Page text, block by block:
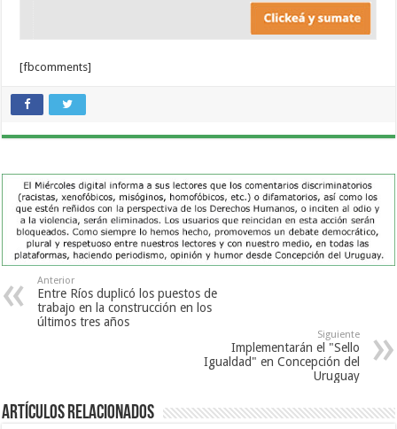
[fbcomments]
Anterior
Entre Ríos duplicó los puestos de
trabajo en la construcción en los
últimos tres años
Siguiente
Implementarán el "Sello
Igualdad" en Concepción del
Uruguay
Artículos Relacionados